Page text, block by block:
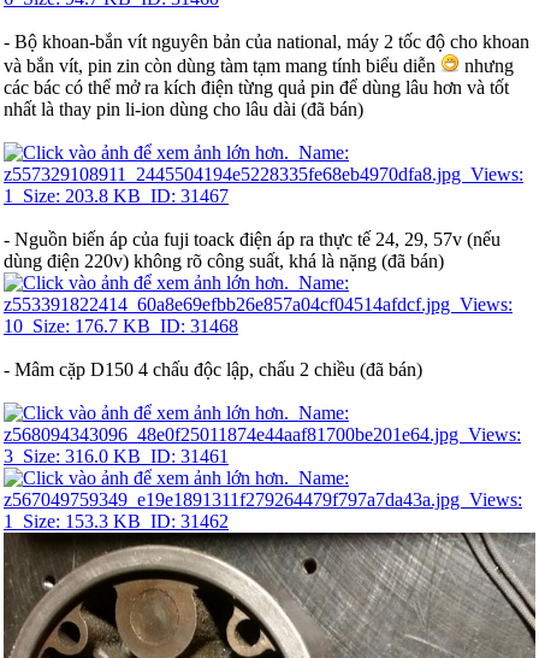
- Bộ khoan-bắn vít nguyên bản của national, máy 2 tốc độ cho khoan
và bắn vít, pin zin còn dùng tàm tạm mang tính biểu diễn
nhưng
các bác có thể mở ra kích điện từng quả pin để dùng lâu hơn và tốt
nhất là thay pin li-ion dùng cho lâu dài (đã bán)
- Nguồn biến áp của fuji toack điện áp ra thực tế 24, 29, 57v (nếu
dùng điện 220v) không rõ công suất, khá là nặng (đã bán)
- Mâm cặp D150 4 chấu độc lập, chấu 2 chiều (đã bán)